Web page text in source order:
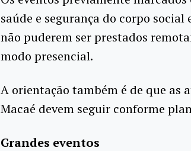
saúde e segurança do corpo
não puderem ser prestados
modo presencial.
A orientação também é de que as
Macaé devem seguir conforme
Grandes eventos